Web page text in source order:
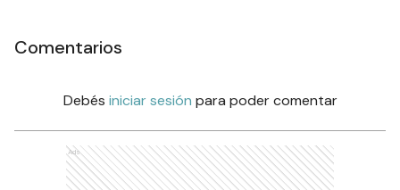
Comentarios
Debés iniciar sesión para poder comentar
Ads